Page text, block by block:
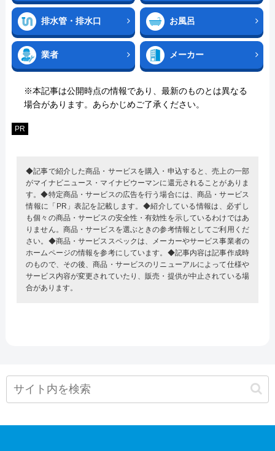
排水管・排水口 お風呂
業者 メーカー
※本記事は公開時点の情報であり、最新のものとは異なる
場合があります。あらかじめご了承ください。
PR
◆記事で紹介した商品・サービスを購入・申込すると、売上の一部
がマイナビニュース・マイナビウーマンに還元されることがありま
す。◆特定商品・サービスの広告を行う場合には、商品・サービス
情報に「PR」表記を記載します。◆紹介している情報は、必ずし
も個々の商品・サービスの安全性・有効性を示しているわけではあ
りません。商品・サービスを選ぶときの参考情報としてご利用くだ
さい。◆商品・サービススペックは、メーカーやサービス事業者の
ホームページの情報を参考にしています。◆記事内容は記事作成時
のもので、その後、商品・サービスのリニューアルによって仕様や
サービス内容が変更されていたり、販売・提供が中止されている場
合があります。